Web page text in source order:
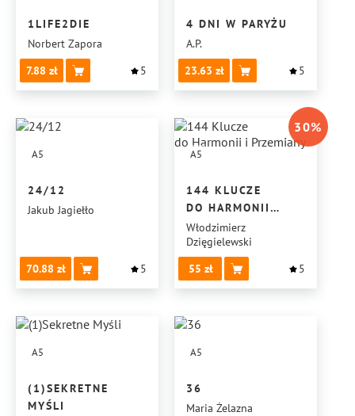
1LIFE2DIE
Norbert Zapora
7.88
5
4 DNI W PARYŻU
A.P.
23.63
5
A5
24/12
Jakub Jagiełło
70.88 5
A5
30%
144 KLUCZE
DO HARMONII
I PRZEMIANY
Włodzimierz
Dzięgielewski
55
5
A5
(1)SEKRETNE
MYŚLI
A5
36
Maria Żelazna